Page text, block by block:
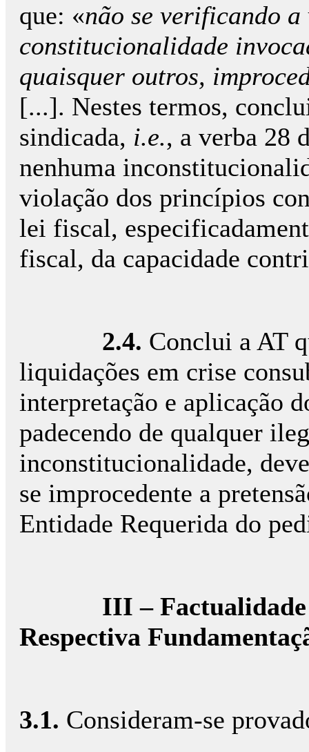
que: «não se verificando
constitucionalidade
quaisquer outros,
[...]. Nestes termos,
sindicada, i.e., a verba 28
nenhuma
violação dos princípios
lei fiscal,
fiscal, da capacidade
2.4. Conclui a AT
liquidações em crise
interpretação e aplicação
padecendo de qualquer
inconstitucionalidade,
se improcedente a
Entidade Requerida do
III – Factualidade
Respectiva
3.1. Consideram-se